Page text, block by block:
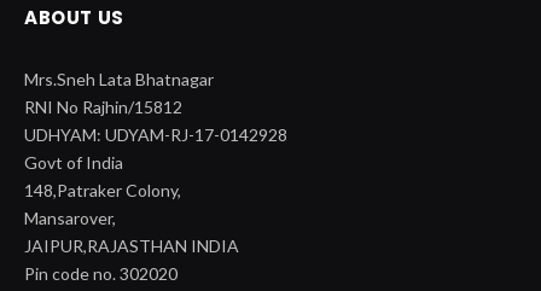
ABOUT US
Mrs.Sneh Lata Bhatnagar
RNI No Rajhin/15812
UDHYAM: UDYAM-RJ-17-0142928
Govt of India
148,Patraker Colony,
Mansarover,
JAIPUR,RAJASTHAN INDIA
Pin code no. 302020